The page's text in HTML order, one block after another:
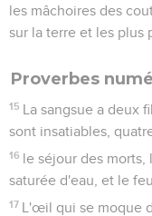
les mâchoires des
sur la terre et les plus
Proverbes
15 La sangsue a deux
sont insatiables,
16 le séjour des morts,
saturée d'eau, et le
17 L'œil qui se moque